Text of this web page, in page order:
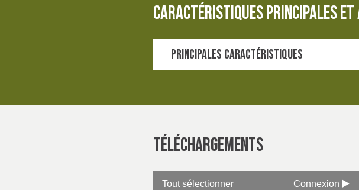
caractéristiques principales
Principales caractéristiques
Protection UVPF
Téléchargements
Tout sélectionner Connexion